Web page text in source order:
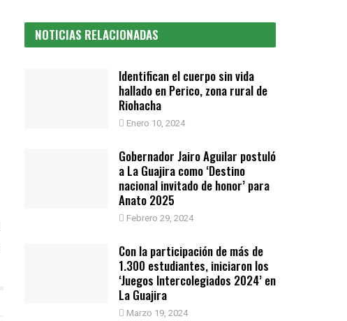
NOTICIAS RELACIONADAS
Identifican el cuerpo sin vida
hallado en Perico, zona rural de
Riohacha
Enero 10, 2024
Gobernador Jairo Aguilar postuló
a La Guajira como ‘Destino
nacional invitado de honor’ para
Anato 2025
Febrero 29, 2024
Con la participación de más de
1.300 estudiantes, iniciaron los
‘Juegos Intercolegiados 2024’ en
La Guajira
Marzo 19, 2024